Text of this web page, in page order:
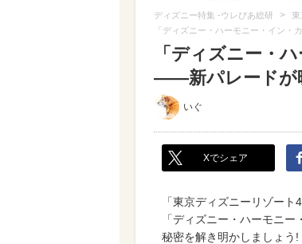
ディズニー特集 -ウレぴあ総研 >
「ディズニー・ハーモニー・イン・
「ディズニー・
――新パレードが
いぐ
Xでシェア
「東京ディズニーリゾー
「ディズニー・ハーモニ
秘密を解き明かしましょう!